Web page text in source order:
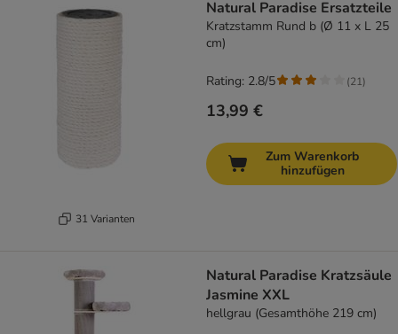
31 Varianten
Natural Paradise Ersatzteile
Kratzstamm Rund b (Ø 11 x L 25
cm)
13,99 €
Rating: 2.8/5 (21)
Zum Warenkorb
hinzufügen
Natural Paradise Kratzsäule
Jasmine XXL
hellgrau (Gesamthöhe 219 cm)